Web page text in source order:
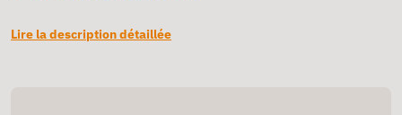
Lire la description détaillée